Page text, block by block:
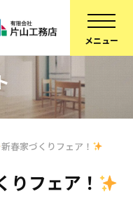
スタッフ紹介
コラム
採用情報
新春家づくりフェア！
りフェア！